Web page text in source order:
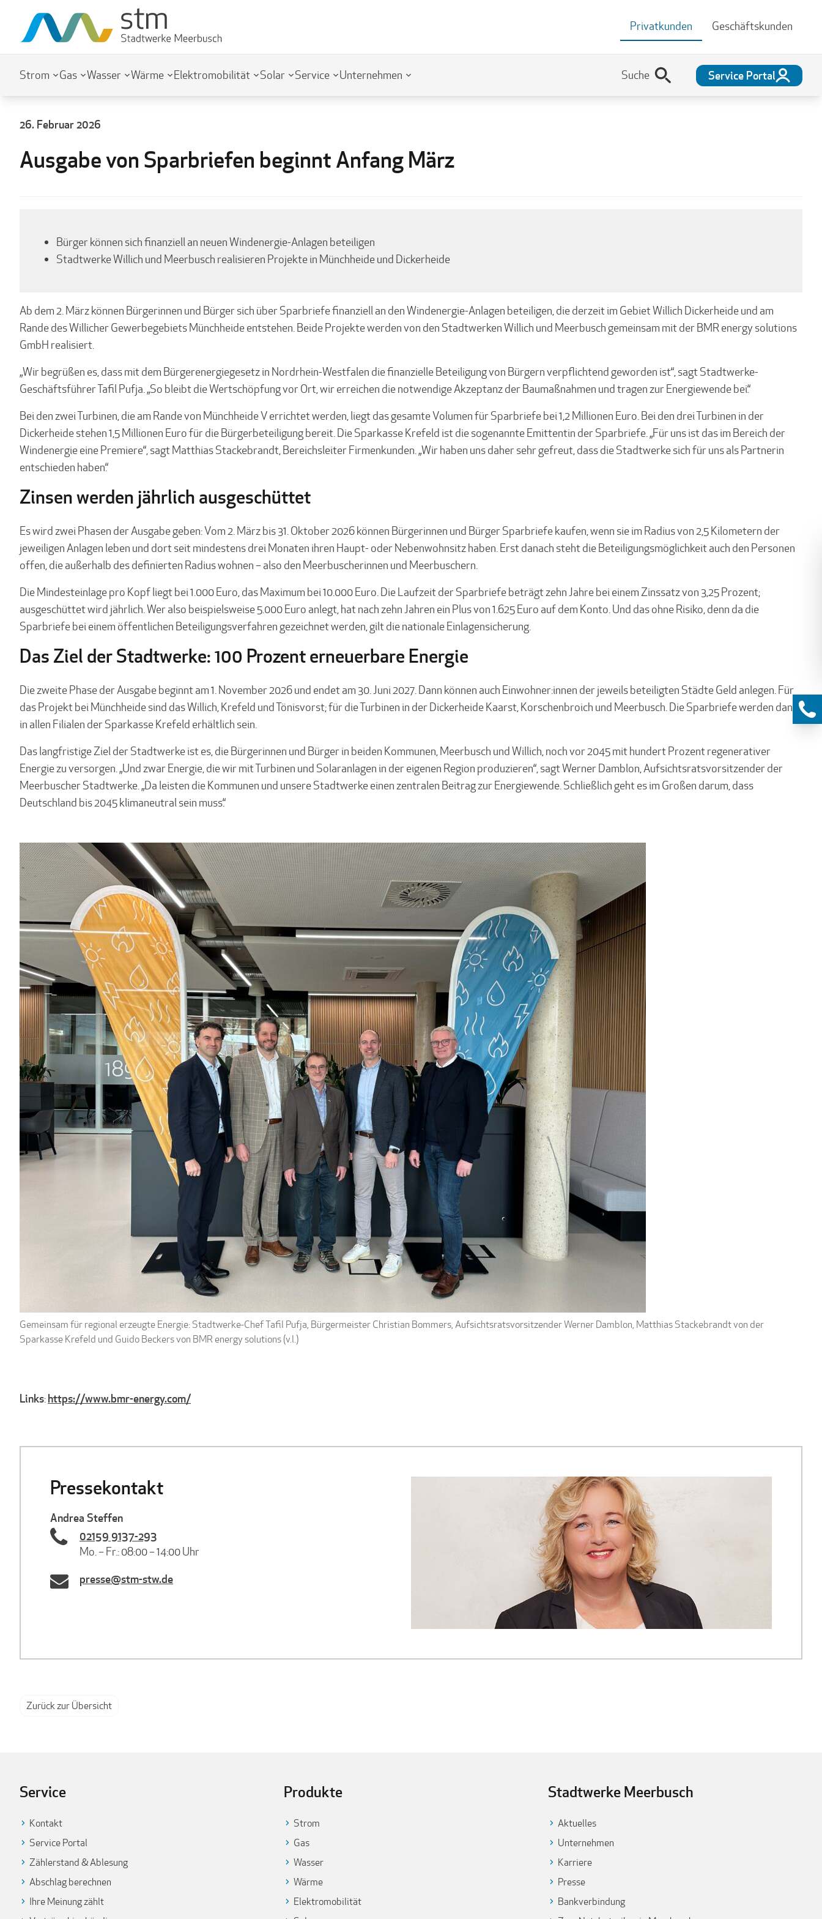
Privatkunden Geschäftskunden
Strom Gas Wasser Wärme Elektromobilität Solar Service Unternehmen Service Portal
26. Februar 2026
Ausgabe von Sparbriefen beginnt Anfang März
Bürger können sich finanziell an neuen Windenergie-Anlagen beteiligen
Stadtwerke Willich und Meerbusch realisieren Projekte in Münchheide und Dickerheide
Ab dem 2. März können Bürgerinnen und Bürger sich über Sparbriefe finanziell an den Windenergie-Anlagen beteiligen, die derzeit im Gebiet Willich Dickerheide und am
Rande des Willicher Gewerbegebiets Münchheide entstehen. Beide Projekte werden von den Stadtwerken Willich und Meer­busch gemeinsam mit der BMR energy solutions
GmbH realisiert.
„Wir begrüßen es, dass mit dem Bürgerenergiegesetz in Nordrhein-Westfalen die finanzielle Beteiligung von Bürgern verpflichtend geworden ist“, sagt Stadtwerke-
Geschäftsführer Tafil Pufja. „So bleibt die Wertschöpfung vor Ort, wir erreichen die notwendige Akzeptanz der Baumaßnahmen und tragen zur Energiewende bei.“
Bei den zwei Turbinen, die am Rande von Münchheide V errichtet werden, liegt das gesamte Volumen für Sparbriefe bei 1,2 Millionen Euro. Bei den drei Turbinen in der
Dickerheide stehen 1,5 Millionen Euro für die Bürgerbeteiligung bereit. Die Sparkasse Krefeld ist die sogenannte Emittentin der Sparbriefe. „Für uns ist das im Bereich der
Windenergie eine Premiere“, sagt Matthias Stackebrandt, Bereichsleiter Firmenkunden. „Wir haben uns daher sehr gefreut, dass die Stadtwerke sich für uns als Partnerin
entschieden haben.“
Zinsen werden jährlich ausgeschüttet
Es wird zwei Phasen der Ausgabe geben: Vom 2. März bis 31. Oktober 2026 können Bürgerinnen und Bürger Sparbriefe kaufen, wenn sie im Radius von 2,5 Kilometern der
jeweiligen Anlagen leben und dort seit mindestens drei Monaten ihren Haupt- oder Nebenwohnsitz haben. Erst danach steht die Beteiligungsmöglichkeit auch den Personen
offen, die außerhalb des definierten Radius wohnen – also den Meerbuscherinnen und Meerbuschern.
Die Mindesteinlage pro Kopf liegt bei 1.000 Euro, das Maximum bei 10.000 Euro. Die Laufzeit der Sparbriefe beträgt zehn Jahre bei einem Zinssatz von 3,25 Prozent;
ausgeschüttet wird jährlich. Wer also beispielsweise 5.000 Euro anlegt, hat nach zehn Jahren ein Plus von 1.625 Euro auf dem Konto. Und das ohne Risiko, denn da die
Sparbriefe bei einem öffentlichen Beteiligungsverfahren gezeichnet werden, gilt die nationale Einlagensicherung.
Das Ziel der Stadtwerke: 100 Prozent erneuerbare Energie
Die zweite Phase der Ausgabe beginnt am 1. November 2026 und endet am 30. Juni 2027. Dann können auch Einwohner:innen der jeweils beteiligten Städte Geld anlegen. Für
das Projekt bei Münchheide sind das Willich, Krefeld und Tönisvorst; für die Turbinen in der Dickerheide Kaarst, Korschenbroich und Meerbusch. Die Sparbriefe werden dann
in allen Filialen der Sparkasse Krefeld erhältlich sein.
Das langfristige Ziel der Stadtwerke ist es, die Bürgerinnen und Bürger in beiden Kommunen, Meerbusch und Willich, noch vor 2045 mit hundert Prozent regenerativer
Energie zu versorgen. „Und zwar Energie, die wir mit Turbinen und Solaranlagen in der eigenen Region produzieren“, sagt Werner Damblon, Aufsichtsratsvorsitzender der
Meerbuscher Stadtwerke. „Da leisten die Kommunen und unsere Stadtwerke einen zentralen Beitrag zur Energiewende. Schließlich geht es im Großen darum, dass
Deutschland bis 2045 klimaneutral sein muss.“
Gemeinsam für regional erzeugte Energie: Stadtwerke-Chef Tafil Pufja, Bürgermeister Christian Bommers, Aufsichtsratsvorsitzender Werner Damblon, Matthias Stackebrandt von der
Sparkasse Krefeld und Guido Beckers von BMR energy solutions (v.l.)
Links:https://www.bmr-energy.com/
Pressekontakt
Andrea Steffen
02159 9137-293
Mo. – Fr.: 08:00 – 14:00 Uhr
presse@stm-stw.de
Zurück zur Übersicht
Service
Kontakt
Service Portal
Zählerstand & Ablesung
Abschlag berechnen
Ihre Meinung zählt
Produkte
Strom
Gas
Wasser
Wärme
Elektromobilität
Stadtwerke Meerbusch
Aktuelles
Unternehmen
Karriere
Presse
Bankverbindung